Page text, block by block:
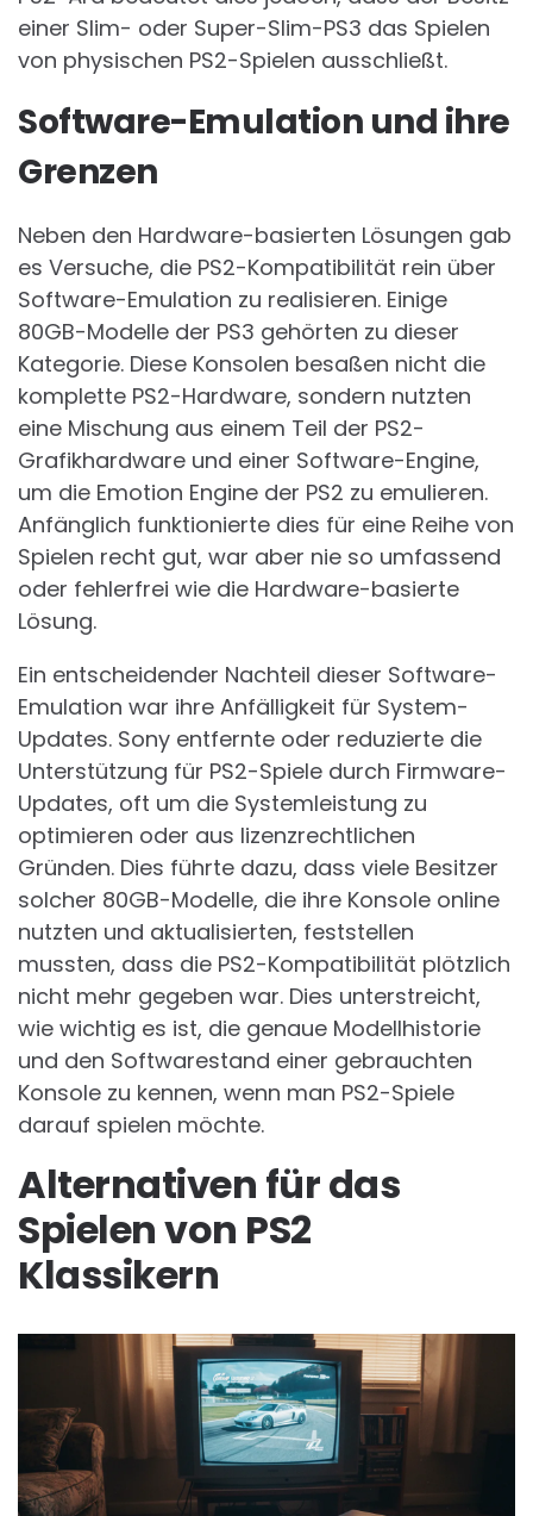
einer Slim- oder Super-Slim-PS3 das Spielen
von physischen PS2-Spielen ausschließt.
Software-Emulation und ihre
Grenzen
Neben den Hardware-basierten Lösungen gab
es Versuche, die PS2-Kompatibilität rein über
Software-Emulation zu realisieren. Einige
80GB-Modelle der PS3 gehörten zu dieser
Kategorie. Diese Konsolen besaßen nicht die
komplette PS2-Hardware, sondern nutzten
eine Mischung aus einem Teil der PS2-
Grafikhardware und einer Software-Engine,
um die Emotion Engine der PS2 zu emulieren.
Anfänglich funktionierte dies für eine Reihe von
Spielen recht gut, war aber nie so umfassend
oder fehlerfrei wie die Hardware-basierte
Lösung.
Ein entscheidender Nachteil dieser Software-
Emulation war ihre Anfälligkeit für System-
Updates. Sony entfernte oder reduzierte die
Unterstützung für PS2-Spiele durch Firmware-
Updates, oft um die Systemleistung zu
optimieren oder aus lizenzrechtlichen
Gründen. Dies führte dazu, dass viele Besitzer
solcher 80GB-Modelle, die ihre Konsole online
nutzten und aktualisierten, feststellen
mussten, dass die PS2-Kompatibilität plötzlich
nicht mehr gegeben war. Dies unterstreicht,
wie wichtig es ist, die genaue Modellhistorie
und den Softwarestand einer gebrauchten
Konsole zu kennen, wenn man PS2-Spiele
darauf spielen möchte.
Alternativen für das
Spielen von PS2
Klassikern